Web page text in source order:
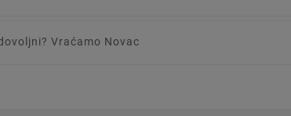
Vraćamo Novac